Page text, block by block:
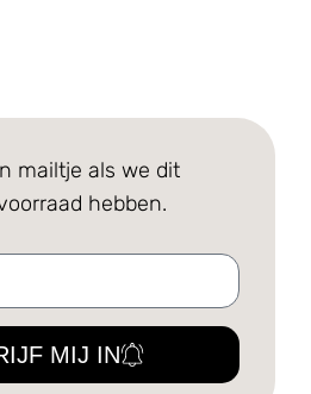
mailtje als we dit
hebben.
MIJ IN